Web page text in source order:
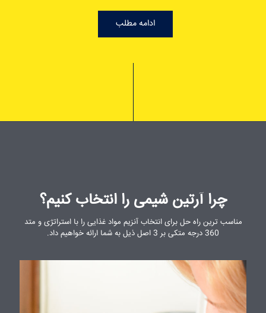
ادامه مطلب
چرا آرتین شیمی را انتخاب کنیم؟
مناسب ترین راه حل برای انتخاب آنزیم مواد غذایی را با استراتژی و متد
360 درجه متکی بر 3 اصل ذیل به شما ارائه خواهیم داد.